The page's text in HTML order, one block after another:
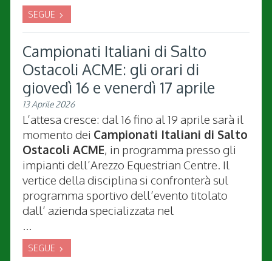
SEGUE
Campionati Italiani di Salto
Ostacoli ACME: gli orari di
giovedì 16 e venerdì 17 aprile
13 Aprile 2026
L’attesa cresce: dal 16 fino al 19 aprile sarà il
momento dei Campionati Italiani di Salto
Ostacoli ACME, in programma presso gli
impianti dell’Arezzo Equestrian Centre. Il
vertice della disciplina si confronterà sul
programma sportivo dell’evento titolato
dall’ azienda specializzata nel
...
SEGUE